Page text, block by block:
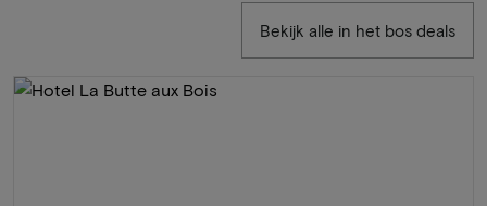
Bekijk alle in het bos deals